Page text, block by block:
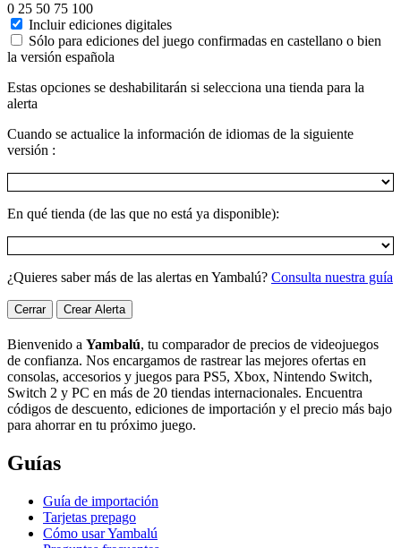
0 25 50 75 100
Incluir ediciones digitales
Sólo para ediciones del juego confirmadas en castellano o bien
la versión española
Estas opciones se deshabilitarán si selecciona una tienda para la
alerta
Cuando se actualice la información de idiomas de la siguiente
versión :
En qué tienda (de las que no está ya disponible):
¿Quieres saber más de las alertas en Yambalú? Consulta nuestra guía
Cerrar Crear Alerta
Bienvenido a Yambalú, tu comparador de precios de videojuegos
de confianza. Nos encargamos de rastrear las mejores ofertas en
consolas, accesorios y juegos para PS5, Xbox, Nintendo Switch,
Switch 2 y PC en más de 20 tiendas internacionales. Encuentra
códigos de descuento, ediciones de importación y el precio más bajo
para ahorrar en tu próximo juego.
Guías
Guía de importación
Tarjetas prepago
Cómo usar Yambalú